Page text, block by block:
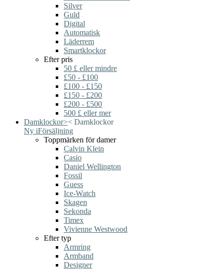
Silver
Guld
Digital
Automatisk
Läderrem
Smartklockor
Efter pris
50 £ eller mindre
£50 - £100
£100 - £150
£150 - £200
£200 - £500
500 £ eller mer
Damklockor>< Damklockor
Ny iFörsäljning
Toppmärken för damer
Calvin Klein
Casio
Daniel Wellington
Fossil
Guess
Ice-Watch
Skagen
Sekonda
Timex
Vivienne Westwood
Efter typ
Armring
Armband
Designer